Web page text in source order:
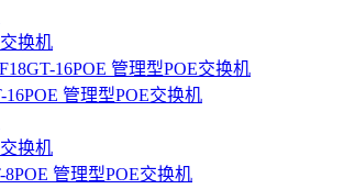
换机
16POE 管理型POE交换机
换机